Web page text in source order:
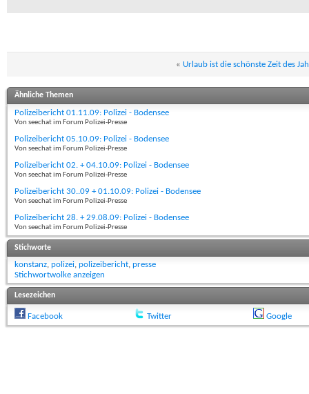
« Urlaub ist die schönste Zeit des
Ähnliche Themen
Polizeibericht 01.11.09: Polizei - Bodensee
Von seechat im Forum Polizei-Presse
Polizeibericht 05.10.09: Polizei - Bodensee
Von seechat im Forum Polizei-Presse
Polizeibericht 02. + 04.10.09: Polizei - Bodensee
Von seechat im Forum Polizei-Presse
Polizeibericht 30..09 + 01.10.09: Polizei - Bodensee
Von seechat im Forum Polizei-Presse
Polizeibericht 28. + 29.08.09: Polizei - Bodensee
Von seechat im Forum Polizei-Presse
Stichworte
konstanz, polizei, polizeibericht, presse
Stichwortwolke anzeigen
Lesezeichen
Facebook Twitter Google